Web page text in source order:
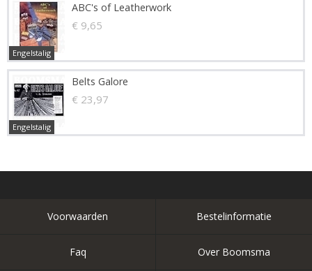
ABC's of Leatherwork
€ 9,65
Engelstalig
Belts Galore
€ 23,97
Engelstalig
Voorwaarden Bestelinformatie
Faq Over Boomsma